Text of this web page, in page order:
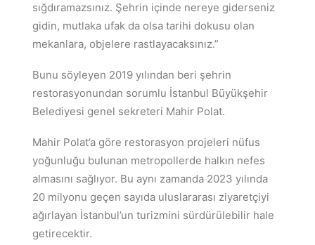
sığdıramazsınız. Şehrin içinde nereye giderseniz
gidin, mutlaka ufak da olsa tarihi dokusu olan
mekanlara, objelere rastlayacaksınız.”
Bunu söyleyen 2019 yılından beri şehrin
restorasyonundan sorumlu İstanbul Büyükşehir
Belediyesi genel sekreteri Mahir Polat.
Mahir Polat’a göre restorasyon projeleri nüfus
yoğunluğu bulunan metropollerde halkın nefes
almasını sağlıyor. Bu aynı zamanda 2023 yılında
20 milyonu geçen sayıda uluslararası ziyaretçiyi
ağırlayan İstanbul’un turizmini sürdürülebilir hale
getirecektir.